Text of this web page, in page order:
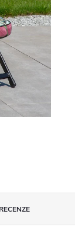
RECENZE